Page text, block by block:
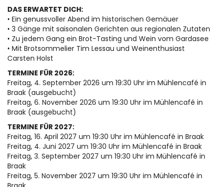
DAS ERWARTET DICH:
• Ein genussvoller Abend im historischen Gemäuer
• 3 Gänge mit saisonalen Gerichten aus regionalen Zutaten
• Zu jedem Gang ein Brot-Tasting und Wein vom Gardasee
• Mit Brotsommelier Tim Lessau und Weinenthusiast
Carsten Holst
TERMINE FÜR 2026:
Freitag, 4. September 2026 um 19:30 Uhr im Mühlencafé in
Braak (ausgebucht)
Freitag, 6. November 2026 um 19:30 Uhr im Mühlencafé in
Braak (ausgebucht)
TERMINE FÜR 2027:
Freitag, 16. April 2027 um 19:30 Uhr im Mühlencafé in Braak
Freitag, 4. Juni 2027 um 19:30 Uhr im Mühlencafé in Braak
Freitag, 3. September 2027 um 19:30 Uhr im Mühlencafé in
Braak
Freitag, 5. November 2027 um 19:30 Uhr im Mühlencafé in